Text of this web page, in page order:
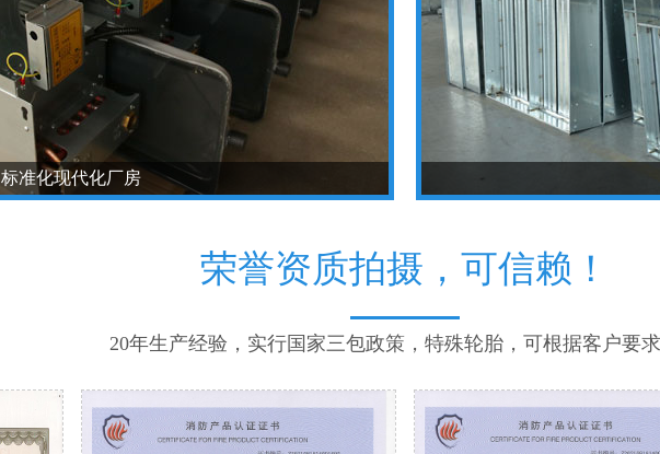
标准化现代化厂房
荣誉资质拍摄，可信赖！
20年生产经验，实行国家三包政策，特殊轮胎，可根据客户要